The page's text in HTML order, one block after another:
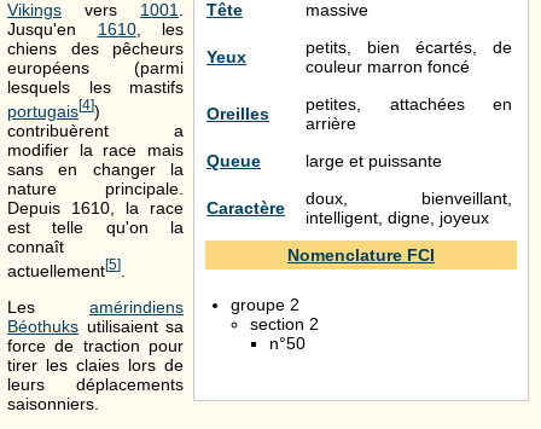
Tête
massive
Yeux
petits, bien écartés, de
couleur marron foncé
Oreilles
petites, attachées en
arrière
Queue
large et puissante
Caractère
doux, bienveillant,
intelligent, digne, joyeux
Nomenclature FCI
groupe 2
section 2
n°50
Vikings vers 1001.
Jusqu'en 1610, les
chiens des pêcheurs
européens (parmi
lesquels les mastifs
portugais[4])
contribuèrent a
modifier la race mais
sans en changer la
nature principale.
Depuis 1610, la race
est telle qu'on la
connaît
actuellement[5]
Les amérindiens
Béothuks utilisaient sa
force de traction pour
tirer les claies lors de
leurs déplacements
saisonniers.